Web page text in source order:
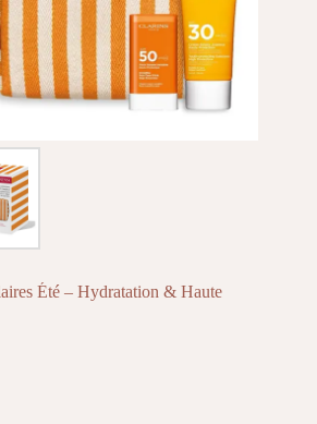
Été – Hydratation & Haute